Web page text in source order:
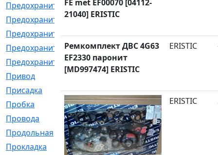
Предохранитель
[32]
Предохранитель_б
[18]
Предохранитель_м
[21]
Предохранитель_фл.[13]
Предохранительная
[2]
Привод
Присадка
[2]
Пробка
[1]
Провода
[231]
Продольная
[1]
Прокладка
[2726]
FE met EF00070 [04112-
21040] ERISTIC
Ремкомплект ДВС 4G63
EF2330 паронит
[MD997474] ERISTIC
ERISTIC
ERISTIC